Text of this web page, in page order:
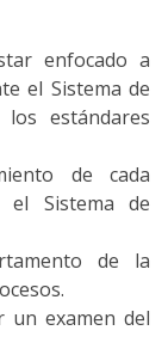
enfocado a
el Sistema de
estándares
de cada
el Sistema de
de la
un examen del